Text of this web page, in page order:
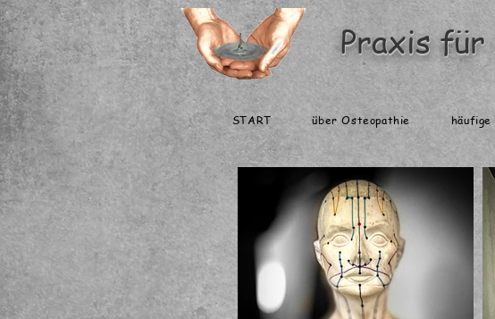
Praxis für
START über Osteopathie häufige